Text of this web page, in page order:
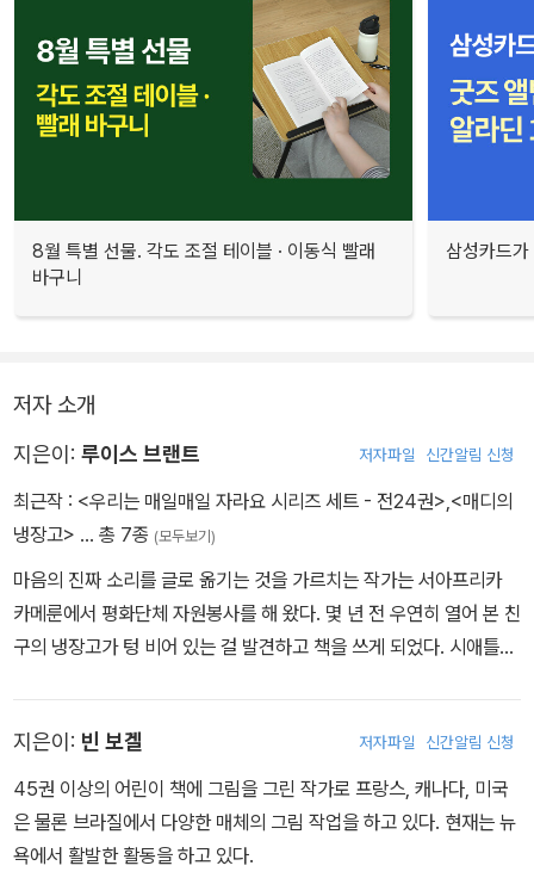
8월 특별 선물. 각도 조절 테이블 · 이동식 빨래
바구니
삼성카드
저자 소개
지은이: 루이스 브랜트 저자파일 신간알림 신청
최근작 : <우리는 매일매일 자라요 시리즈 세트 - 전24권>,<매디의
냉장고> … 총 7종 (모두보기)
마음의 진짜 소리를 글로 옮기는 것을 가르치는 작가는 서아프리카
카메룬에서 평화단체 자원봉사를 해 왔다. 몇 년 전 우연히 열어 본 친
구의 냉장고가 텅 비어 있는 걸 발견하고 책을 쓰게 되었다. 시애틀에
지은이: 빈 보겔 저자파일 신간알림 신청
45권 이상의 어린이 책에 그림을 그린 작가로 프랑스, 캐나다, 미국
은 물론 브라질에서 다양한 매체의 그림 작업을 하고 있다. 현재는 뉴
욕에서 활발한 활동을 하고 있다.